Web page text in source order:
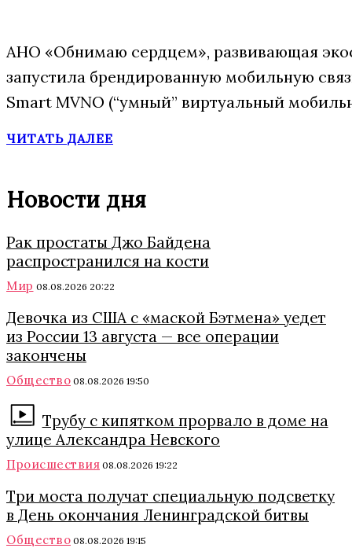
АНО «Обнимаю сердцем», развивающая
запустила брендированную мобильную
Smart MVNO (“умный” виртуальный
ЧИТАТЬ ДАЛЕЕ
Новости дня
Рак простаты Джо Байдена
распространился на кости
Мир 08.08.2026 20:22
Девочка из США с «маской Бэтмена» уедет
из России 13 августа — все операции
закончены
Общество 08.08.2026 19:50
Трубу с кипятком прорвало в доме на
улице Александра Невского
Происшествия 08.08.2026 19:22
Три моста получат специальную подсветку
в День окончания Ленинградской битвы
Общество 08.08.2026 19:15